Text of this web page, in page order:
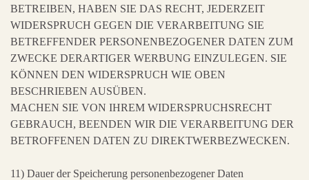
BETREIBEN, HABEN SIE DAS RECHT, JEDERZEIT
WIDERSPRUCH GEGEN DIE VERARBEITUNG SIE
BETREFFENDER PERSONENBEZOGENER DATEN ZUM
ZWECKE DERARTIGER WERBUNG EINZULEGEN. SIE
KÖNNEN DEN WIDERSPRUCH WIE OBEN
BESCHRIEBEN AUSÜBEN.
MACHEN SIE VON IHREM WIDERSPRUCHSRECHT
GEBRAUCH, BEENDEN WIR DIE VERARBEITUNG DER
BETROFFENEN DATEN ZU DIREKTWERBEZWECKEN.
11) Dauer der Speicherung personenbezogener Daten